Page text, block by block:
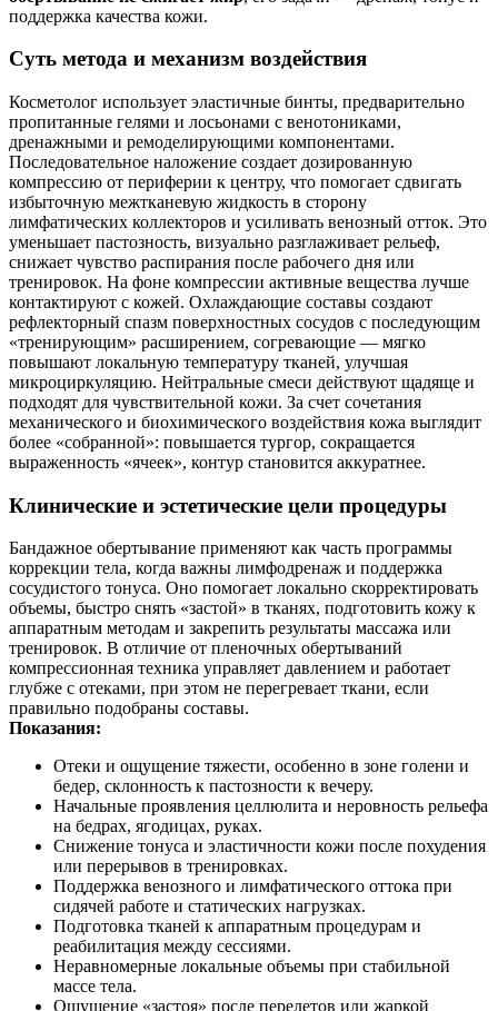
поддержка качества кожи.
Суть метода и механизм воздействия
Косметолог использует эластичные бинты, предварительно
пропитанные гелями и лосьонами с венотониками,
дренажными и ремоделирующими компонентами.
Последовательное наложение создает дозированную
компрессию от периферии к центру, что помогает сдвигать
избыточную межтканевую жидкость в сторону
лимфатических коллекторов и усиливать венозный отток. Это
уменьшает пастозность, визуально разглаживает рельеф,
снижает чувство распирания после рабочего дня или
тренировок. На фоне компрессии активные вещества лучше
контактируют с кожей. Охлаждающие составы создают
рефлекторный спазм поверхностных сосудов с последующим
«тренирующим» расширением, согревающие — мягко
повышают локальную температуру тканей, улучшая
микроциркуляцию. Нейтральные смеси действуют щадяще и
подходят для чувствительной кожи. За счет сочетания
механического и биохимического воздействия кожа выглядит
более «собранной»: повышается тургор, сокращается
выраженность «ячеек», контур становится аккуратнее.
Клинические и эстетические цели процедуры
Бандажное обертывание применяют как часть программы
коррекции тела, когда важны лимфодренаж и поддержка
сосудистого тонуса. Оно помогает локально скорректировать
объемы, быстро снять «застой» в тканях, подготовить кожу к
аппаратным методам и закрепить результаты массажа или
тренировок. В отличие от пленочных обертываний
компрессионная техника управляет давлением и работает
глубже с отеками, при этом не перегревает ткани, если
правильно подобраны составы.
Показания:
Отеки и ощущение тяжести, особенно в зоне голени и
бедер, склонность к пастозности к вечеру.
Начальные проявления целлюлита и неровность рельефа
на бедрах, ягодицах, руках.
Снижение тонуса и эластичности кожи после похудения
или перерывов в тренировках.
Поддержка венозного и лимфатического оттока при
сидячей работе и статических нагрузках.
Подготовка тканей к аппаратным процедурам и
реабилитация между сессиями.
Неравномерные локальные объемы при стабильной
массе тела.
Ощущение «застоя» после перелетов или жаркой